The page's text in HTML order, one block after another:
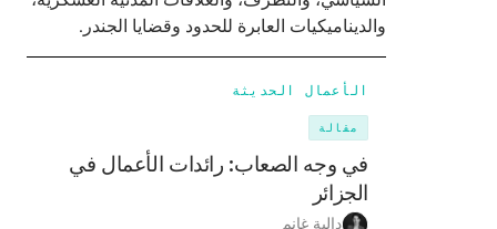
والديناميكيات العابرة للحدود وقضايا الجندر.
الأعمال الحديثة
مقالة
في وجه الصعاب: رائدات الأعمال في
الجزائر
دالية غانم